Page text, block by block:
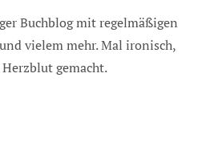
Buchblog mit regelmäßigen
vielem mehr. Mal ironisch,
gemacht.